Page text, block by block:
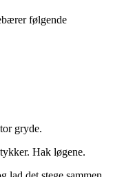
følgende
gryde.
Hak løgene.